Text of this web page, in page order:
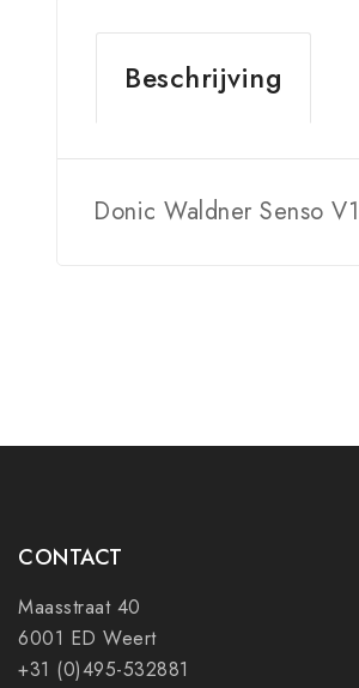
Beschrijving
Donic Waldner Senso V1
CONTACT
Maasstraat 40
6001 ED Weert
+31 (0)495-532881